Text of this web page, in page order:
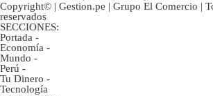
Copyright© | Gestion.pe | Grupo El Comercio |
reservados
SECCIONES:
Portada -
Economía -
Mundo -
Perú -
Tu Dinero -
Tecnología